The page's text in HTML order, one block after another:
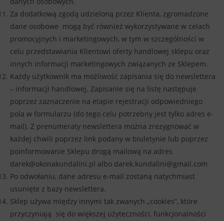
Za dodatkową zgodą udzieloną przez Klienta, zgromadzone
dane osobowe mogą być również wykorzystywane w celach
promocyjnych i marketingowych, w tym w szczególności w
celu przedstawiania Klientowi oferty handlowej sklepu oraz
innych informacji marketingowych związanych ze Sklepem.
Każdy użytkownik ma możliwość zapisania się do newslettera
– informacji handlowej. Zapisanie się na listę następuje
poprzez zaznaczenie na etapie rejestracji odpowiedniego
pola w formularzu (do tego celu potrzebny jest tylko adres e-
mail). Z prenumeraty newslettera można zrezygnować w
każdej chwili poprzez link podany w biuletynie lub poprzez
poinformowanie Sklepu drogą mailową na adres
darek@okonakundalini.pl albo darek.kundalini@gmail.com
Po odwołaniu, dane adresu e-mail zostaną natychmiast
usunięte z bazy newslettera.
Sklep używa między innymi tak zwanych „cookies”, które
przyczyniają się do większej użyteczności, funkcjonalności